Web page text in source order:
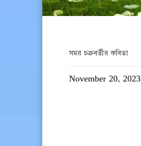
সমর চক্রবর্তীর কবিতা
November 20, 2023